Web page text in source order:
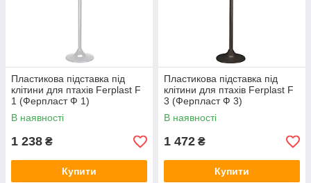
Пластикова підставка під
клітини для птахів Ferplast F
1 (Ферпласт Ф 1)
В наявності
1 238 ₴
Купити
Пластикова підставка під
клітини для птахів Ferplast F
3 (Ферпласт Ф 3)
В наявності
1 472 ₴
Купити